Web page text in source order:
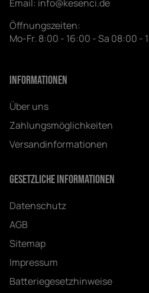
Email: info@kesenci.de
Öffnungszeiten:
Mo-Fr. 8:00 - 16:00 - Sa 08:00 -
Informationen
Über uns
Zahlungsmöglichkeiten
Versandinformationen
Gesetzliche Informationen
Datenschutz
AGB
Sitemap
Impressum
Batteriegesetzhinweise